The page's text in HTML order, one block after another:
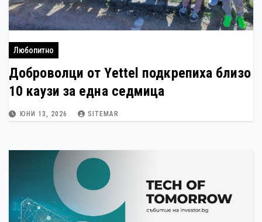
Любопитно
Доброволци от Yettel подкрепиха близо
10 каузи за една седмица
ЮНИ 13, 2026 SITEMAR